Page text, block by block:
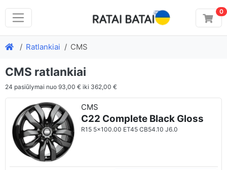
0
Ratlankiai CMS
CMS ratlankiai
24 pasiūlymai nuo 93,00 € iki 362,00 €
CMS
C22 Complete Black Gloss
R15 5x100.00 ET45 CB54.10 J6.0